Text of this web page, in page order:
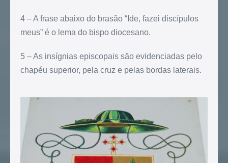
4 – A frase abaixo do brasão “Ide, fazei discípulos
meus” é o lema do bispo diocesano.
5 – As insígnias episcopais são evidenciadas pelo
chapéu superior, pela cruz e pelas bordas laterais.